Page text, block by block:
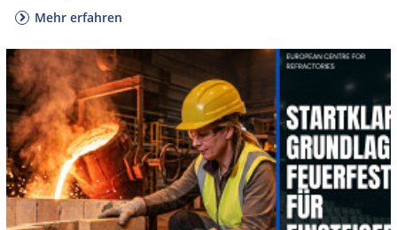
Mehr erfahren